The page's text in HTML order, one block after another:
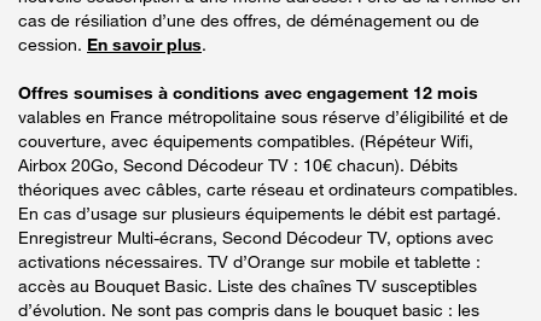
cas de résiliation d’une des offres, de déménagement ou de
cession. En savoir plus.
Offres soumises à conditions avec engagement 12 mois
valables en France métropolitaine sous réserve d’éligibilité et de
couverture, avec équipements compatibles. (Répéteur Wifi,
Airbox 20Go, Second Décodeur TV : 10€ chacun). Débits
théoriques avec câbles, carte réseau et ordinateurs compatibles.
En cas d’usage sur plusieurs équipements le débit est partagé.
Enregistreur Multi-écrans, Second Décodeur TV, options avec
activations nécessaires. TV d’Orange sur mobile et tablette :
accès au Bouquet Basic. Liste des chaînes TV susceptibles
d’évolution. Ne sont pas compris dans le bouquet basic : les